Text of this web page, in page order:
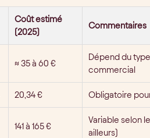
Coût estimé
(2025)
Commentaires
≈ 35 à 60 €
Dépend du
commercial
20,34 € Obligatoire pour
141 à 165 €
Variable selon
ailleurs)